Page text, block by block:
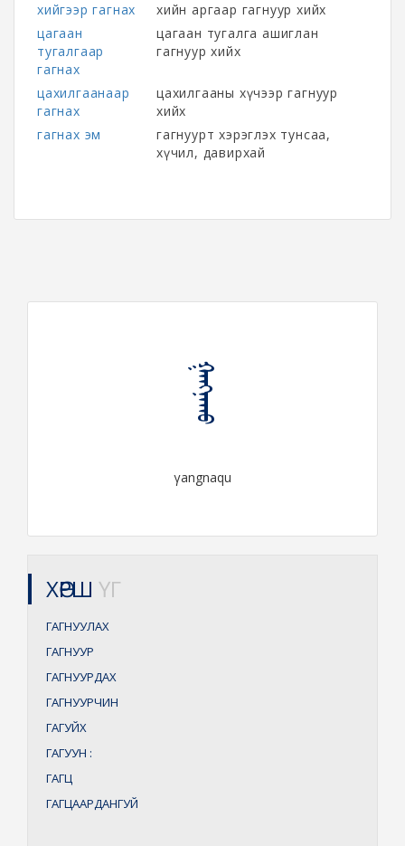
хийгээр гагнах
хийн аргаар гагнуур хийх
цагаан
тугалгаар
гагнах
цагаан тугалга ашиглан
гагнуур хийх
цахилгаанаар
гагнах
цахилгааны хүчээр гагнуур
хийх
гагнах эм
гагнуурт хэрэглэх тунсаа,
хүчил, давирхай
ᠭᠠᠩᠨᠠᠬᠤ
γangnaqu
ХӨРШ ҮГ
ГАГНУУЛАХ
ГАГНУУР
ГАГНУУРДАХ
ГАГНУУРЧИН
ГАГУЙХ
ГАГУУН :
ГАГЦ
ГАГЦААРДАНГУЙ